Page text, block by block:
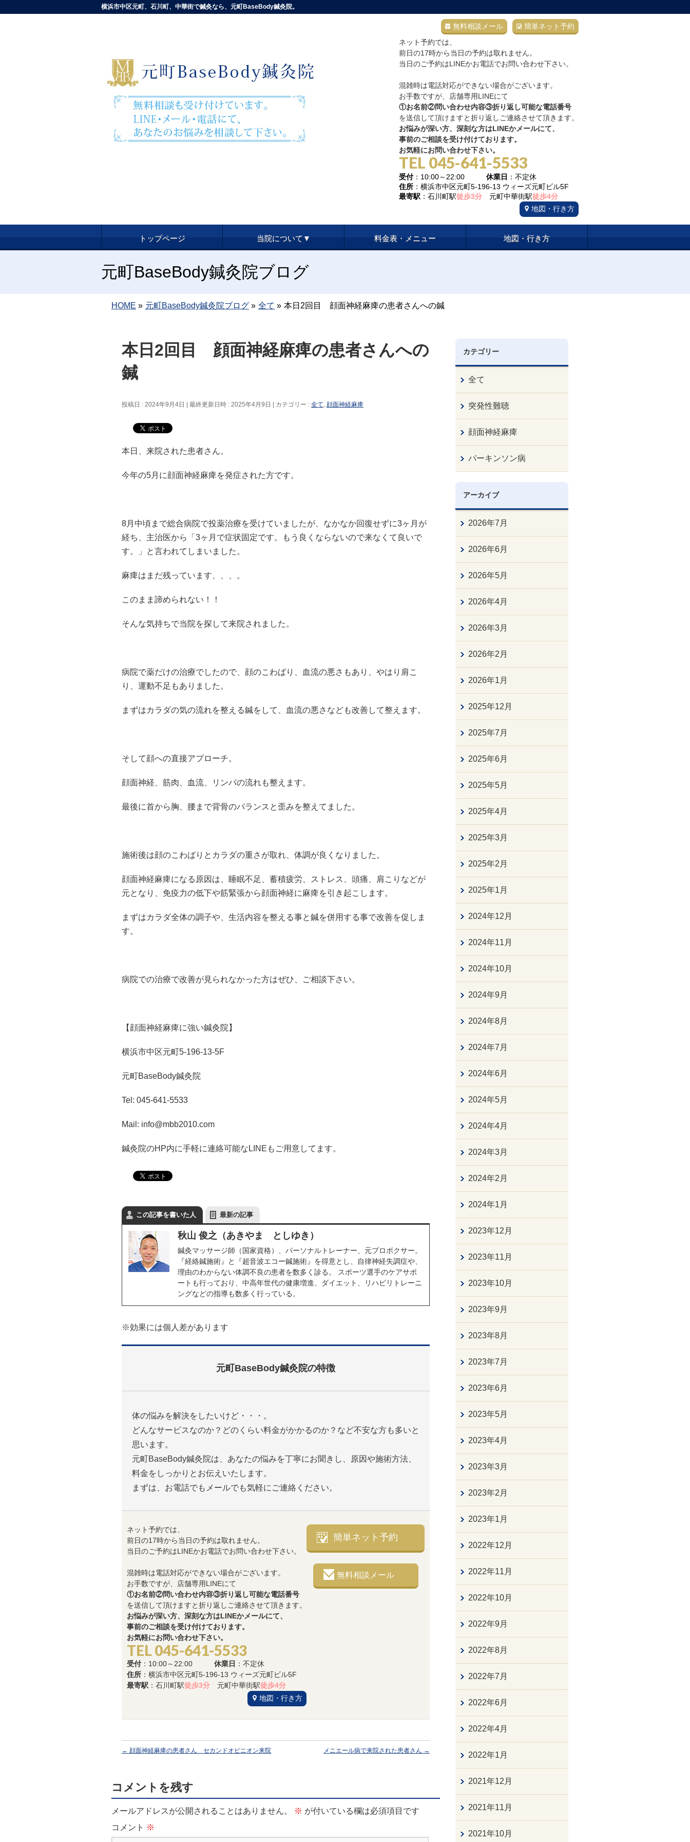
横浜市中区元町、石川町、中華街で鍼灸なら、元町BaseBody鍼灸院。
簡単ネット予約
無料相談メール
ネット予約では、
前日の17時から当日の予約は取れません。
当日のご予約はLINEかお電話でお問い合わせ下さい。
混雑時は電話対応ができない場合がございます。
お手数ですが、店舗専用LINEにて
①お名前②問い合わせ内容③折り返し可能な電話番号
を送信して頂けますと折り返しご連絡させて頂きます。
お悩みが深い方、深刻な方はLINEかメールにて、
事前のご相談を受け付けております。
お気軽にお問い合わせ下さい。
TEL 045-641-5533
受付：10:00～22:00 休業日 ：不定休
住所 ：横浜市中区元町5-196-13 ウィーズ元町ビル5F
最寄駅 ：石川町駅徒歩3分 元町中華街駅徒歩4分
地図・行き方
トップページ 当院について▼ 料金表・メニュー 地図・行き方
元町BaseBody鍼灸院ブログ
HOME » 元町BaseBody鍼灸院ブログ » 全て » 本日2回目 顔面神経麻痺の患者さんへの鍼
本日2回目 顔面神経麻痺の患者さんへの
鍼
投稿日 : 2024年9月4日 最終更新日時 : 2025年4月9日 カテゴリー : 全て, 顔面神経麻痺
本日、来院された患者さん。
今年の5月に顔面神経麻痺を発症された方です。
8月中頃まで総合病院で投薬治療を受けていましたが、なかなか回復せずに3ヶ月が
経ち、主治医から「3ヶ月で症状固定です。もう良くならないので来なくて良いで
す。」と言われてしまいました。
麻痺はまだ残っています、、、。
このまま諦められない！！
そんな気持ちで当院を探して来院されました。
病院で薬だけの治療でしたので、顔のこわばり、血流の悪さもあり、やはり肩こ
り、運動不足もありました。
まずはカラダの気の流れを整える鍼をして、血流の悪さなども改善して整えます。
そして顔への直接アプローチ。
顔面神経、筋肉、血流、リンパの流れも整えます。
最後に首から胸、腰まで背骨のバランスと歪みを整えてました。
施術後は顔のこわばりとカラダの重さが取れ、体調が良くなりました。
顔面神経麻痺になる原因は、睡眠不足、蓄積疲労、ストレス、頭痛、肩こりなどが
元となり、免疫力の低下や筋緊張から顔面神経に麻痺を引き起こします。
まずはカラダ全体の調子や、生活内容を整える事と鍼を併用する事で改善を促しま
す。
病院での治療で改善が見られなかった方はぜひ、ご相談下さい。
【顔面神経麻痺に強い鍼灸院】
横浜市中区元町5-196-13-5F
元町BaseBody鍼灸院
Tel: 045-641-5533
Mail: info@mbb2010.com
鍼灸院のHP内に手軽に連絡可能なLINEもご用意してます。
この記事を書いた人 最新の記事
秋山 俊之（あきやま としゆき）
鍼灸マッサージ師（国家資格）、パーソナルトレーナー、元プロボクサー。
『経絡鍼施術』と『超音波エコー鍼施術』を得意とし、自律神経失調症や、
理由のわからない体調不良の患者を数多く診る。 スポーツ選手のケアサポ
ートも行っており、中高年世代の健康増進、ダイエット、リハビリトレーニ
ングなどの指導も数多く行っている。
※効果には個人差があります
元町BaseBody鍼灸院の特徴
体の悩みを解決をしたいけど・・・。
どんなサービスなのか？どのくらい料金がかかるのか？など不安な方も多いと
思います。
元町BaseBody鍼灸院は、あなたの悩みを丁寧にお聞きし、原因や施術方法、
料金をしっかりとお伝えいたします。
まずは、お電話でもメールでも気軽にご連絡ください。
ネット予約では、
前日の17時から当日の予約は取れません。
当日のご予約はLINEかお電話でお問い合わせ下さい。
混雑時は電話対応ができない場合がございます。
お手数ですが、店舗専用LINEにて
①お名前②問い合わせ内容③折り返し可能な電話番号
を送信して頂けますと折り返しご連絡させて頂きます。
お悩みが深い方、深刻な方はLINEかメールにて、
事前のご相談を受け付けております。
お気軽にお問い合わせ下さい。
TEL 045-641-5533
受付 ：10:00～22:00 休業日 ：不定休
住所 ：横浜市中区元町5-196-13 ウィーズ元町ビル5F
最寄駅 ：石川町駅徒歩3分 元町中華街駅徒歩4分
地図・行き方
簡単ネット予約
無料相談メール
← 顔面神経麻痺の患者さん セカンドオピニオン来院 メニエール病で来院された患者さん →
コメントを残す
メールアドレスが公開されることはありません。 ※ が付いている欄は必須項目です
コメント ※
カテゴリー
全て
突発性難聴
顔面神経麻痺
パーキンソン病
アーカイブ
2026年7月
2026年6月
2026年5月
2026年4月
2026年3月
2026年2月
2026年1月
2025年12月
2025年7月
2025年6月
2025年5月
2025年4月
2025年3月
2025年2月
2025年1月
2024年12月
2024年11月
2024年10月
2024年9月
2024年8月
2024年7月
2024年6月
2024年5月
2024年4月
2024年3月
2024年2月
2024年1月
2023年12月
2023年11月
2023年10月
2023年9月
2023年8月
2023年7月
2023年6月
2023年5月
2023年4月
2023年3月
2023年2月
2023年1月
2022年12月
2022年11月
2022年10月
2022年9月
2022年8月
2022年7月
2022年6月
2022年4月
2022年1月
2021年12月
2021年11月
2021年10月